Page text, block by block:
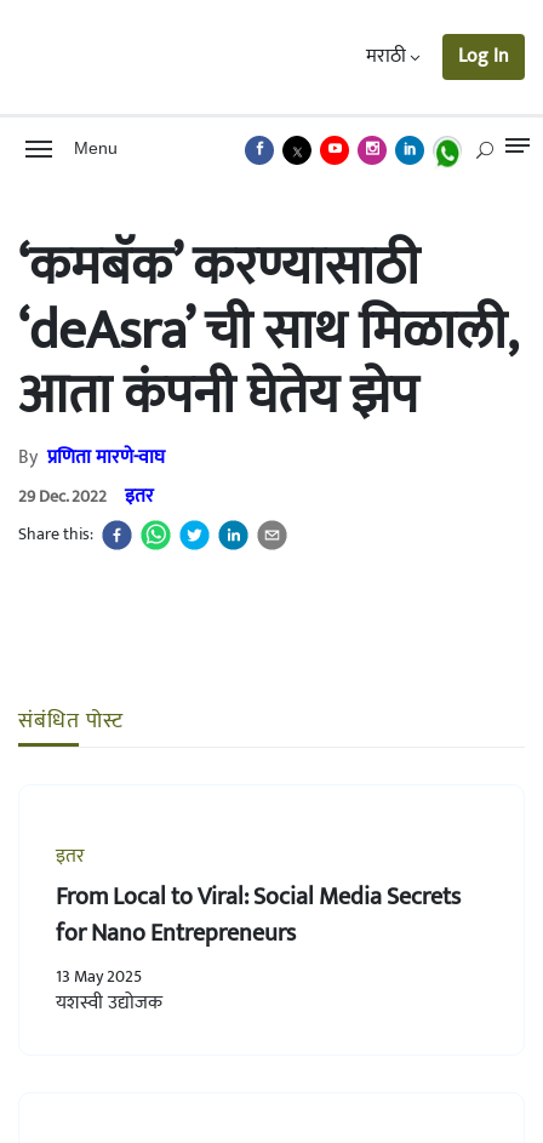
मराठी Log In
Menu
‘कमबॅक’ करण्यासाठी
‘deAsra’ ची साथ मिळाली,
आता कंपनी घेतेय झेप
Byप्रणिता मारणे-वाघ
29 Dec. 2022 इतर
Share this:
संबंधित पोस्ट
इतर
From Local to Viral: Social Media Secrets
for Nano Entrepreneurs
13 May 2025
यशस्वी उद्योजक